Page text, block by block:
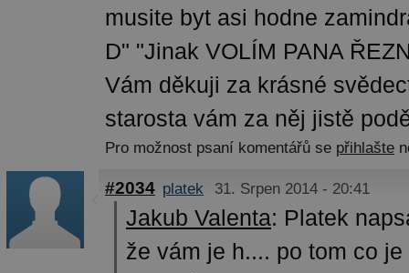
musite byt asi hodne
D" "Jinak VOLÍM PANA
Vám děkuji za krásné
starosta vám za něj jistě
Pro možnost psaní komentářů se přihlašte
#2034 platek 31. Srpen 2014 - 20:41
Jakub Valenta: Platek
že vám je h.... po tom co